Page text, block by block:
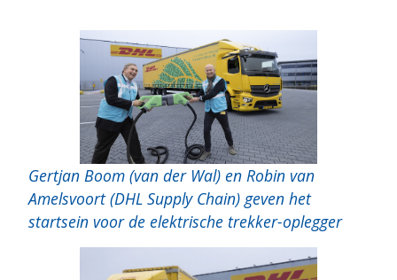
Gertjan Boom (van der Wal) en Robin van
Amelsvoort (DHL Supply Chain) geven het
startsein voor de elektrische trekker-oplegger